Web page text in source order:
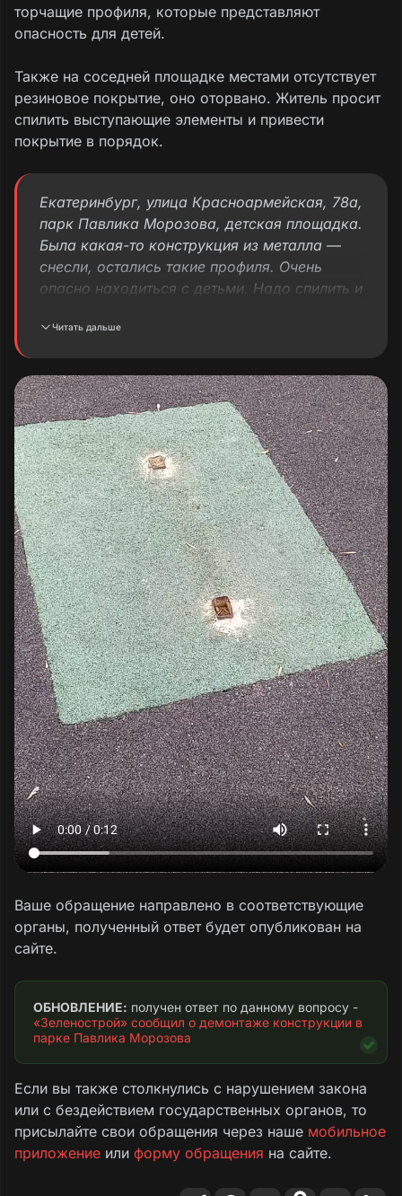
торчащие профиля, которые представляют
опасность для детей.
Также на соседней площадке местами отсутствует
резиновое покрытие, оно оторвано. Житель просит
спилить выступающие элементы и привести
покрытие в порядок.
Екатеринбург, улица Красноармейская, 78а,
парк Павлика Морозова, детская площадка.
Была какая-то конструкция из металла —
снесли, остались такие профиля. Очень
опасно находиться с детьми. Надо спилить и
площадке есть места, где резиновое
пожалуйста.
Текст обращения
Читать дальше
Ваше обращение направлено в соответствующие
органы, полученный ответ будет опубликован на
сайте.
ОБНОВЛЕНИЕ:
«Зеленострой» сообщил о демонтаже конструкции в
парке Павлика Морозова
Если вы также столкнулись с нарушением закона
или с бездействием государственных органов, то
присылайте свои обращения через наше мобильное
приложение или форму обращения на сайте.